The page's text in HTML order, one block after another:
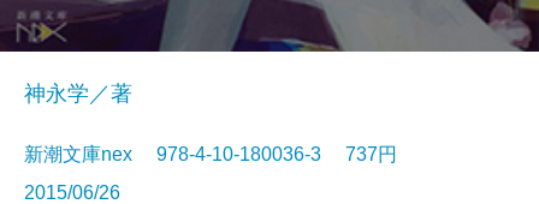
神永学／著
新潮文庫nex 978-4-10-180036-3 737円
2015/06/26